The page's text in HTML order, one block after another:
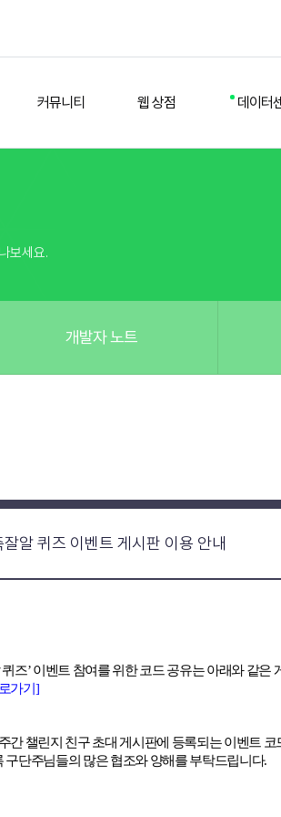
커뮤니티 웹 상점 데이터
질문
게임 플레이 버그 제보
훈련코치/
보세요.
개발자 노트
알 퀴즈 이벤트 게시판 이용 안내
퀴즈’이벤트 참여를 위한 코드 공유는 아래와 같은
가기]
주간 챌린지 친구 초대 게시판에 등록되는 이벤트
단주님들의 많은 협조와 양해를 부탁드립니다.